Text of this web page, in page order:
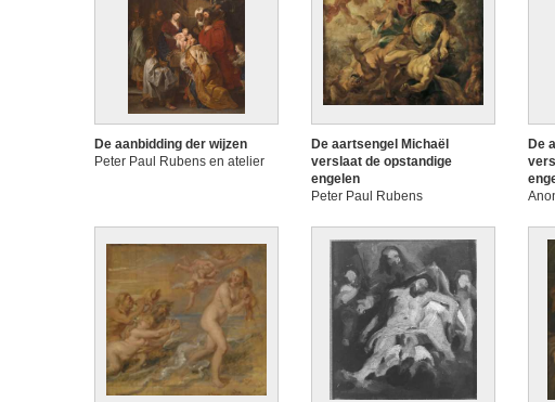
De aanbidding der wijzen
Peter Paul Rubens en atelier
De aartsengel Michaël
verslaat de opstandige
engelen
Peter Paul Rubens
De